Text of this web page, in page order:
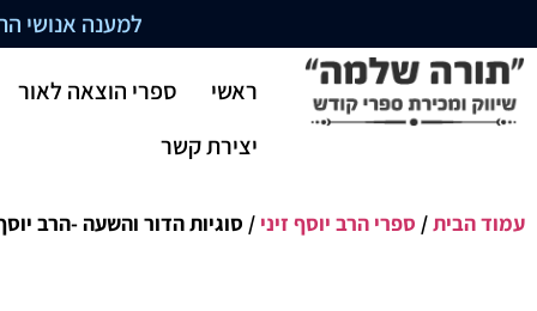
למענה אנושי התקשרו
ראשי
ספרי הוצאה לאור
יצירת קשר
עמוד הבית/ ספרי הרב יוסף זיני / סוגיות הדור והשעה -הרב